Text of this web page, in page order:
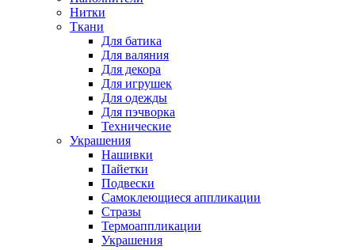
Нитки
Ткани
Для батика
Для валяния
Для декора
Для игрушек
Для одежды
Для пэчворка
Технические
Украшения
Нашивки
Пайетки
Подвески
Самоклеющиеся аппликации
Стразы
Термоаппликации
Украшения